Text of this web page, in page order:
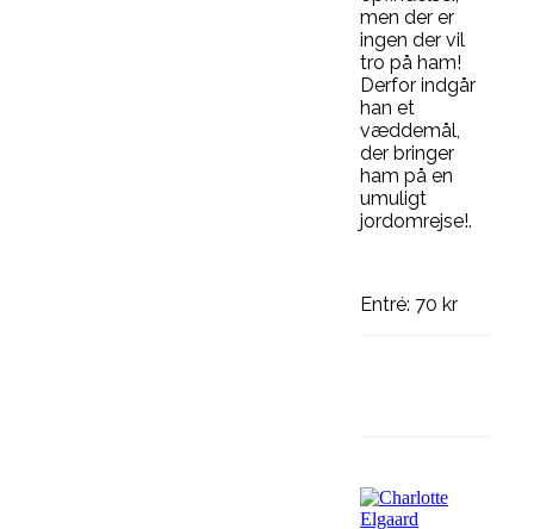
men der er
ingen der vil
tro på ham!
Derfor indgår
han et
væddemål,
der bringer
ham på en
umuligt
jordomrejse!.
Entré: 70 kr